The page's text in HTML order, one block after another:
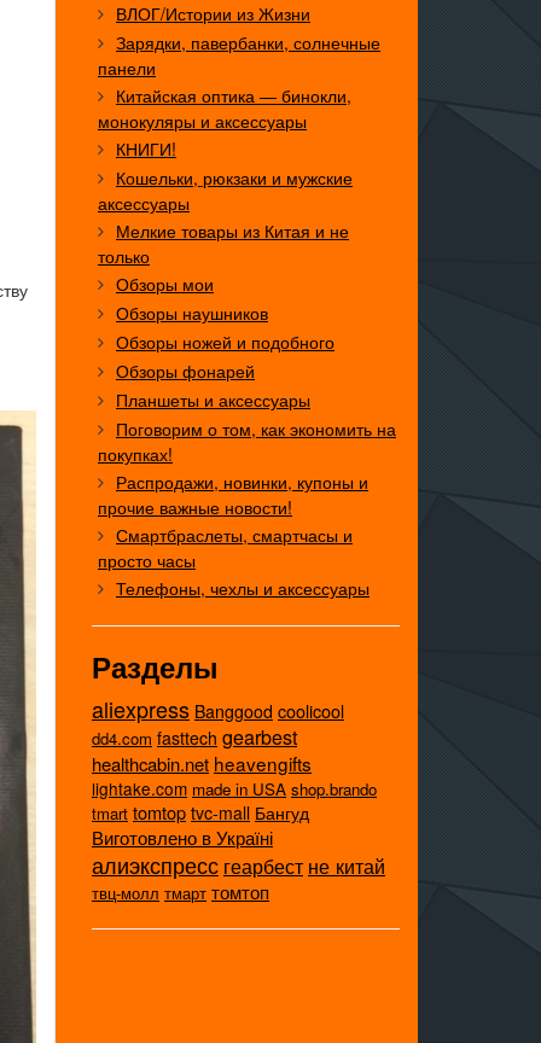
ВЛОГ/Истории из Жизни
Зарядки, павербанки, солнечные
панели
Китайская оптика — бинокли,
монокуляры и аксессуары
КНИГИ!
Кошельки, рюкзаки и мужские
аксессуары
Мелкие товары из Китая и не
только
Обзоры мои
Обзоры наушников
Обзоры ножей и подобного
Обзоры фонарей
Планшеты и аксессуары
Поговорим о том, как экономить на
покупках!
Распродажи, новинки, купоны и
прочие важные новости!
Смартбраслеты, смартчасы и
просто часы
Телефоны, чехлы и аксессуары
Разделы
aliexpress Banggood coolicool
dd4.com fasttech gearbest
healthcabin.net heavengifts
lightake.com made in USA shop.brando
tmart tomtop tvc-mall Бангуд
Виготовлено в Україні
алиэкспресс геарбест не китай
твц-молл тмарт томтоп